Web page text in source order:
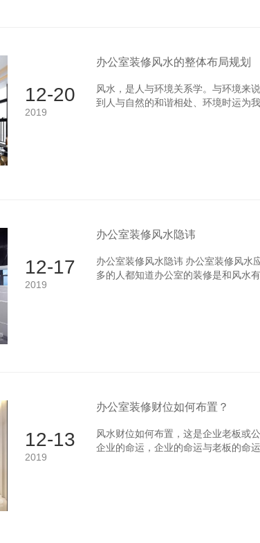
12-20
2019
办公室装修风水的整体布局规划
风水，是人与环境关系学。与环境来
到人与自然的和谐相处、环境时运为
12-17
2019
办公室装修风水隐讳
办公室装修风水隐讳 办公室装修风水
多的人都知道办公室的装修是和风水有关
12-13
2019
办公室装修财位如何布置？
风水财位如何布置，这是企业老板或
企业的命运，企业的命运与老板的命